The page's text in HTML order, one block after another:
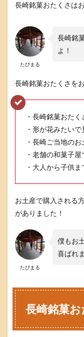
長崎銘菓おたくさは
たびまる
長崎銘
よ！
長崎銘菓おたくさを
・長崎銘菓おた
・形が花みたい
・長崎ご当地の
・老舗の和菓子
・大人から子供
お土産で購入される
がありました！
たびまる
僕もお
喜ばれ
長崎銘菓